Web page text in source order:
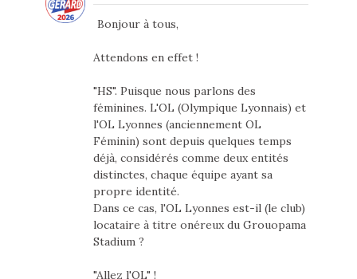
Bonjour à tous,
Attendons en effet !
"HS". Puisque nous parlons des
féminines. L'OL (Olympique Lyonnais) et
l'OL Lyonnes (anciennement OL
Féminin) sont depuis quelques temps
déjà, considérés comme deux entités
distinctes, chaque équipe ayant sa
propre identité.
Dans ce cas, l'OL Lyonnes est-il (le club)
locataire à titre onéreux du Grouopama
Stadium ?
"Allez l'OL" !